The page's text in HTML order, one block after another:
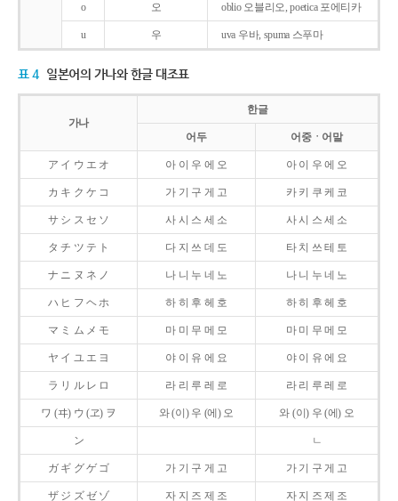
o 오 oblio 오블리오, poetica 포에티카
u 우 uva 우바, spuma 스푸마
표 4 일본어의 가나와 한글 대조표
가나
한글
어두 어중ㆍ어말
ア イ ウ エ オ 아 이 우 에 오 아 이 우 에 오
カ キ ク ケ コ 가 기 구 게 고 카 키 쿠 케 코
サ シ ス セ ソ 사 시 스 세 소 사 시 스 세 소
タ チ ツ テ ト 다 지 쓰 데 도 타 치 쓰 테 토
ナ ニ ヌ ネ ノ 나 니 누 네 노 나 니 누 네 노
ハ ヒ フ ヘ ホ 하 히 후 헤 호 하 히 후 헤 호
マ ミ ム メ モ 마 미 무 메 모 마 미 무 메 모
ヤ イ ユ エ ヨ 야 이 유 에 요 야 이 유 에 요
ラ リ ル レ ロ 라 리 루 레 로 라 리 루 레 로
ワ (ヰ) ウ (ヱ) ヲ 와 (이) 우 (에) 오 와 (이) 우 (에) 오
ン ㄴ
ガ ギ グ ゲ ゴ 가 기 구 게 고 가 기 구 게 고
ザ ジ ズ ゼ ゾ 자 지 즈 제 조 자 지 즈 제 조